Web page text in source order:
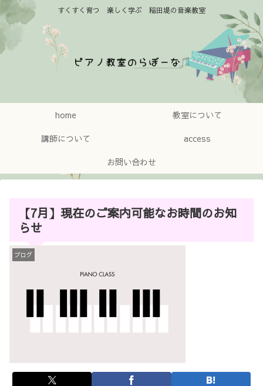
すくすく育つ 楽しく学ぶ 稲田堤の音楽教室
home
教室について
講師について
access
お問い合わせ
【7月】現在のご案内可能なお時間のお知
らせ
ブログ